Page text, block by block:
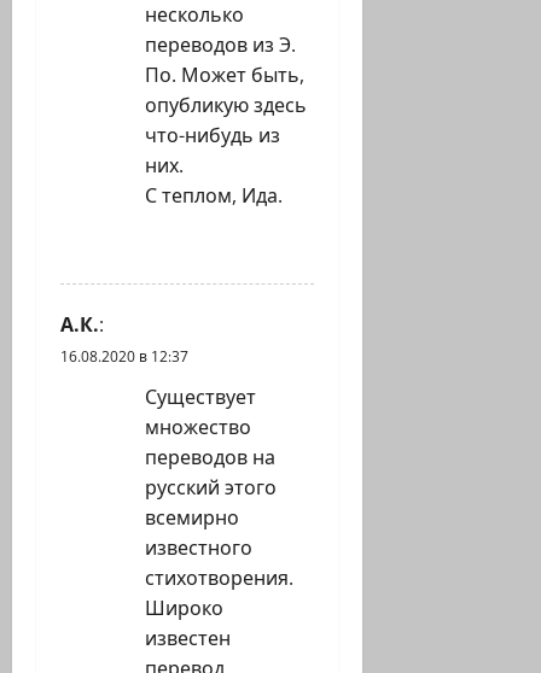
несколько
переводов из Э.
По. Может быть,
опубликую здесь
что-нибудь из
них.
С теплом, Ида.
А.К.:
16.08.2020 в 12:37
Существует
множество
переводов на
русский этого
всемирно
известного
стихотворения.
Широко
известен